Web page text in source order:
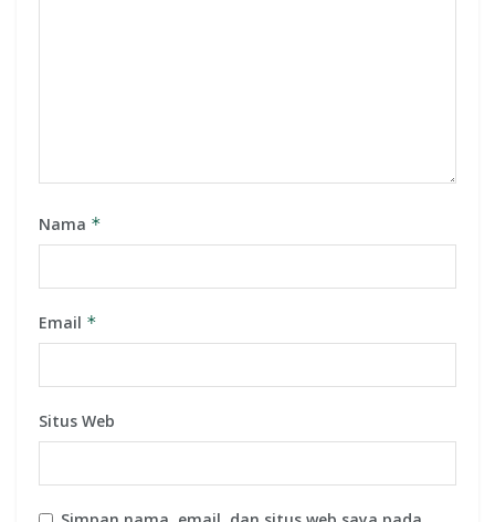
Nama *
Email *
Situs Web